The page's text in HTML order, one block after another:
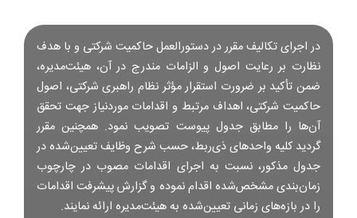
در اجرای تکالیف مقرر در دستورالعمل حاکمیت شرکتی و با هدف
نظارت بر رعایت اصول و الزامات مندرج در آن، هیئت‌مدیره،
ضمن تأکید بر ضرورت استقرار مؤثر نظام راهبری شرکتی، اصول
حاکمیت شرکتی، اهداف مرتبط و اقدامات موردنیاز جهت تحقق
آن‌ها را مطابق جدول پیوست تصویب نمود. همچنین مقرر
گردید کلیه واحدهای ذی‌ربط، حسب شرح وظایف تعیین‌شده در
جدول مذکور، نسبت به اجرای اقدامات مصوب در چارچوب
زمان‌بندی مشخص‌شده اقدام نموده و گزارش پیشرفت اقدامات
را در بازه‌های زمانی تعیین‌شده به هیئت‌مدیره ارائه نمایند.